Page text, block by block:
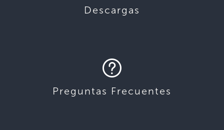
Descargas
Preguntas Frecuentes